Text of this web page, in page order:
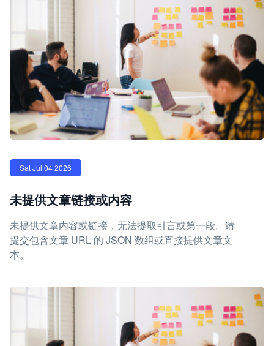
Sat Jul 04 2026
未提供文章链接或内容
未提供文章内容或链接，无法提取引言或第一段。请
提交包含文章 URL 的 JSON 数组或直接提供文章文
本。